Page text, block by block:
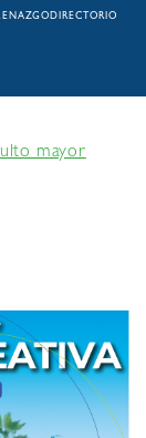
DIRECTORIO
mayor